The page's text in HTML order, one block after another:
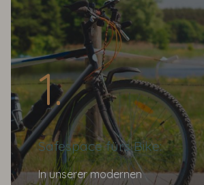
Safespace fürs Bike:
In unserer modernen